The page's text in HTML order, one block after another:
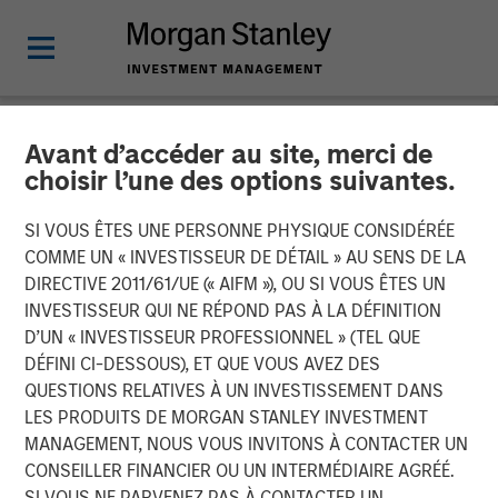
Avant d’accéder au site, merci de
choisir l’une des options suivantes.
SI VOUS ÊTES UNE PERSONNE PHYSIQUE CONSIDÉRÉE
COMME UN « INVESTISSEUR DE DÉTAIL » AU SENS DE LA
DIRECTIVE 2011/61/UE (« AIFM »), OU SI VOUS ÊTES UN
INVESTISSEUR QUI NE RÉPOND PAS À LA DÉFINITION
D’UN « INVESTISSEUR PROFESSIONNEL » (TEL QUE
DÉFINI CI-DESSOUS), ET QUE VOUS AVEZ DES
QUESTIONS RELATIVES À UN INVESTISSEMENT DANS
LES PRODUITS DE MORGAN STANLEY INVESTMENT
MANAGEMENT, NOUS VOUS INVITONS À CONTACTER UN
CONSEILLER FINANCIER OU UN INTERMÉDIAIRE AGRÉÉ.
NEWSROOM
Morgan Stanley Capital
Partners Completes the
Sale of Alliance Technical
Group
06 JANVIER 2026